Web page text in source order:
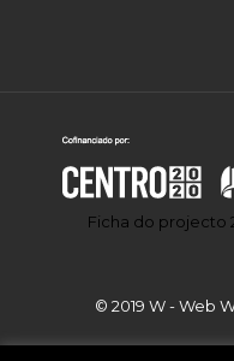
Ficha do projecto
© 2019 W - Web